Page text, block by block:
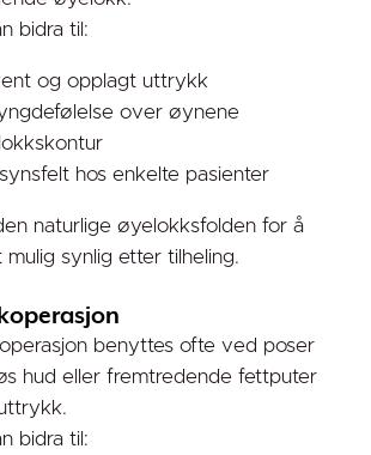
bidra til:
og opplagt uttrykk
over øynene
hos enkelte pasienter
naturlige øyelokksfolden for å
synlig etter tilheling.
benyttes ofte ved poser
hud eller fremtredende fettputer
bidra til: